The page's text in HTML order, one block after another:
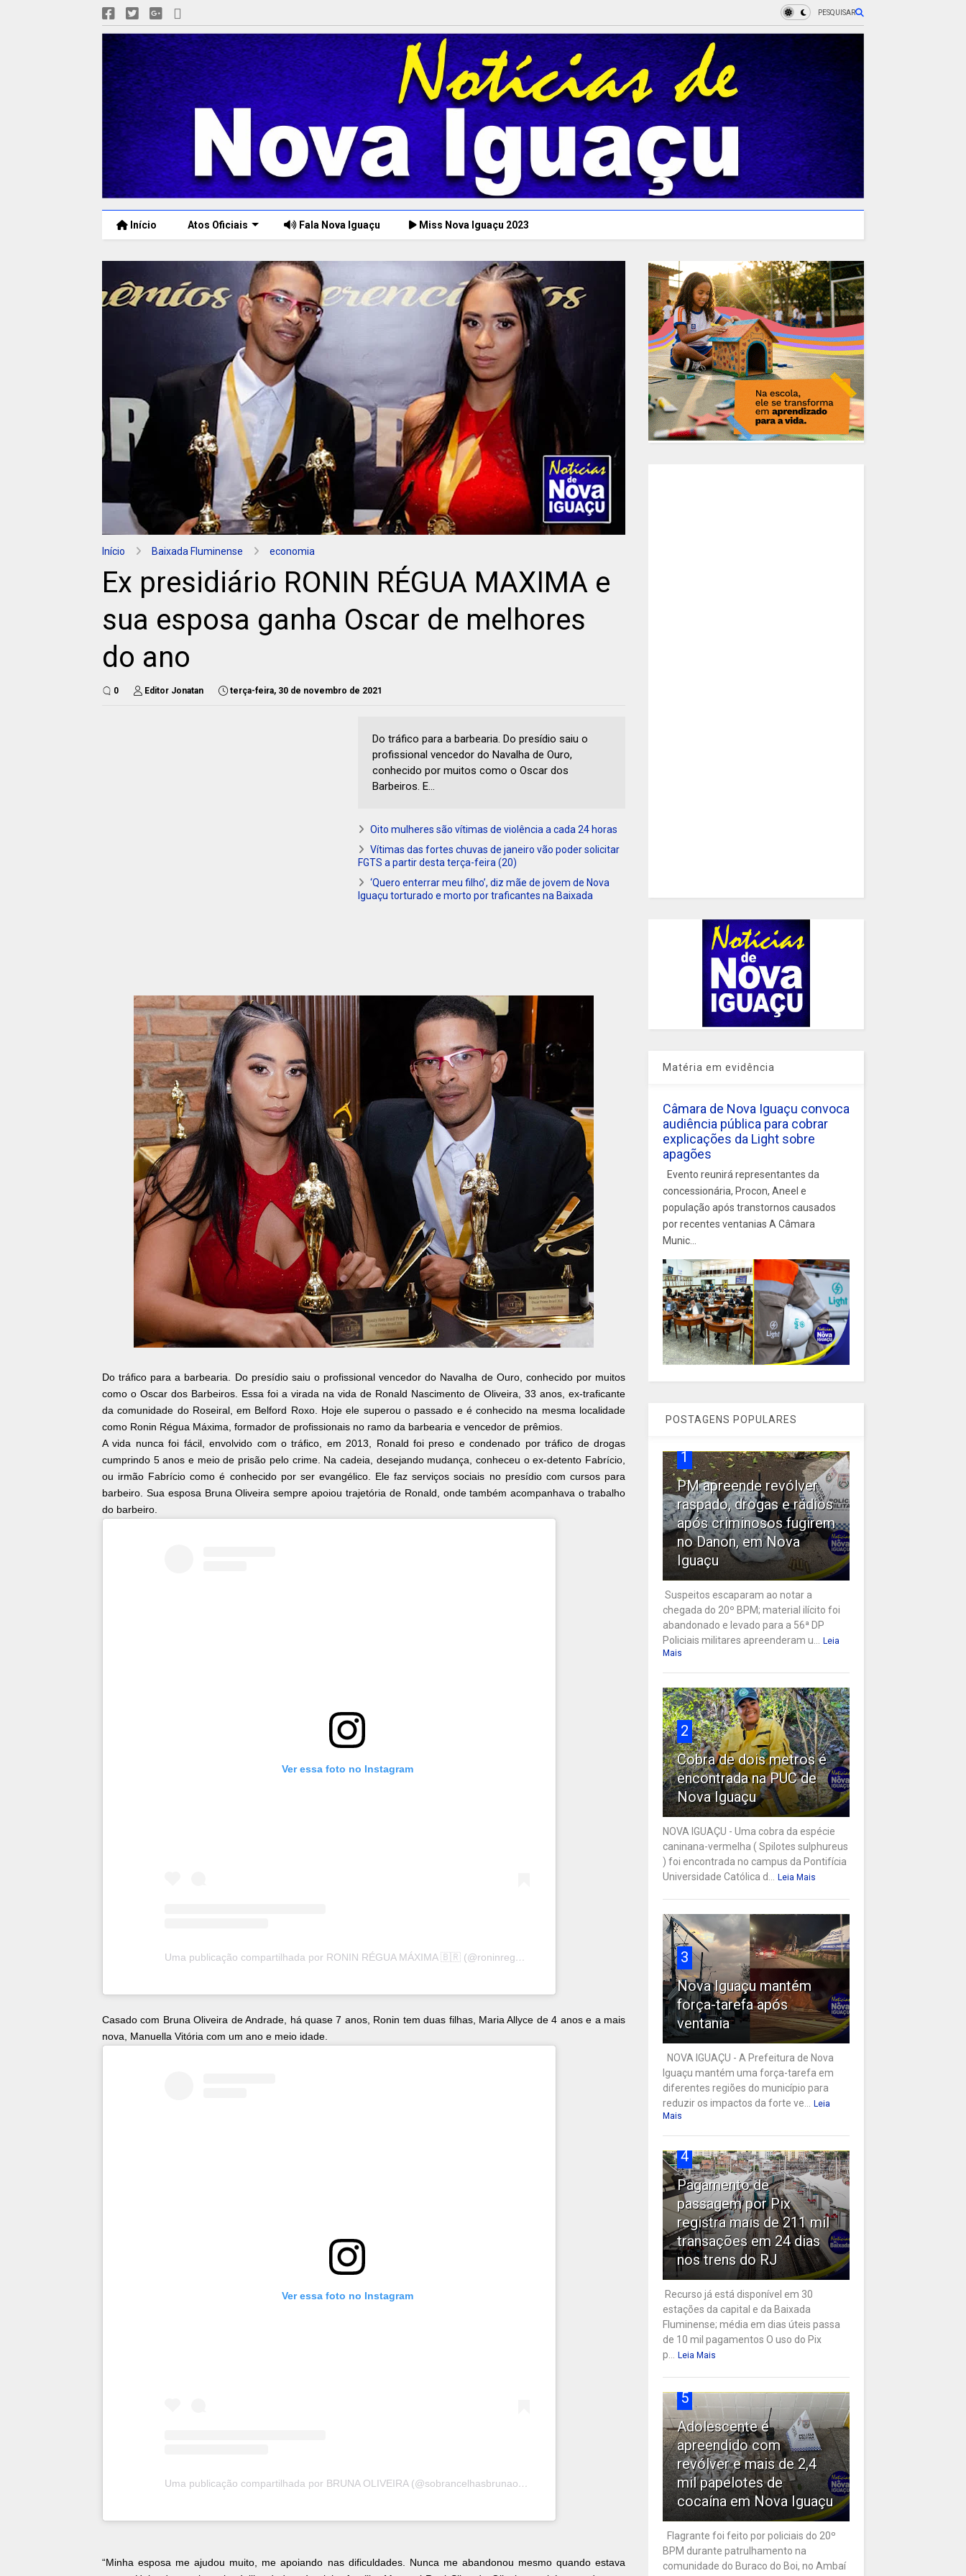
PESQUISAR
Início Atos Oficiais Fala Nova Iguaçu Miss Nova Iguaçu 2023
Início Baixada Fluminense economia
Ex presidiário RONIN RÉGUA MAXIMA e
sua esposa ganha Oscar de melhores
do ano
0 Editor Jonatan terça-feira, 30 de novembro de 2021
Do tráfico para a barbearia. Do presídio saiu o
profissional vencedor do Navalha de Ouro,
conhecido por muitos como o Oscar dos
Barbeiros. E...
Oito mulheres são vítimas de violência a cada 24 horas
Vítimas das fortes chuvas de janeiro vão poder solicitar
FGTS a partir desta terça-feira (20)
‘Quero enterrar meu filho’, diz mãe de jovem de Nova
Iguaçu torturado e morto por traficantes na Baixada
Do tráfico para a barbearia. Do presídio saiu o profissional vencedor do Navalha de Ouro, conhecido por muitos
como o Oscar dos Barbeiros. Essa foi a virada na vida de Ronald Nascimento de Oliveira, 33 anos, ex-traficante
da comunidade do Roseiral, em Belford Roxo. Hoje ele superou o passado e é conhecido na mesma localidade
como Ronin Régua Máxima, formador de profissionais no ramo da barbearia e vencedor de prêmios.
A vida nunca foi fácil, envolvido com o tráfico, em 2013, Ronald foi preso e condenado por tráfico de drogas
cumprindo 5 anos e meio de prisão pelo crime. Na cadeia, desejando mudança, conheceu o ex-detento Fabrício,
ou irmão Fabrício como é conhecido por ser evangélico. Ele faz serviços sociais no presídio com cursos para
barbeiro. Sua esposa Bruna Oliveira sempre apoiou trajetória de Ronald, onde também acompanhava o trabalho
do barbeiro.
Ver essa foto no Instagram
Uma publicação compartilhada por RONIN RÉGUA MÁXIMA 🇧🇷 (@roninreguamaxima)
Casado com Bruna Oliveira de Andrade, há quase 7 anos, Ronin tem duas filhas, Maria Allyce de 4 anos e a mais
nova, Manuella Vitória com um ano e meio idade.
Ver essa foto no Instagram
Uma publicação compartilhada por BRUNA OLIVEIRA (@sobrancelhasbrunaolyveira)
“Minha esposa me ajudou muito, me apoiando nas dificuldades. Nunca me abandonou mesmo quando estava
Matéria em evidência
Câmara de Nova Iguaçu convoca
audiência pública para cobrar
explicações da Light sobre
apagões
Evento reunirá representantes da
concessionária, Procon, Aneel e
população após transtornos causados
por recentes ventanias A Câmara
Munic...
POSTAGENS POPULARES
1
PM apreende revólver
raspado, drogas e rádios
após criminosos fugirem
no Danon, em Nova
Iguaçu
Suspeitos escaparam ao notar a
chegada do 20º BPM; material ilícito foi
abandonado e levado para a 56ª DP
Policiais militares apreenderam u...
Leia
Mais
2
Cobra de dois metros é
encontrada na PUC de
Nova Iguaçu
NOVA IGUAÇU - Uma cobra da espécie
caninana-vermelha ( Spilotes sulphureus
) foi encontrada no campus da Pontifícia
Universidade Católica d...
Leia Mais
3
Nova Iguaçu mantém
força-tarefa após
ventania
NOVA IGUAÇU - A Prefeitura de Nova
Iguaçu mantém uma força-tarefa em
diferentes regiões do município para
reduzir os impactos da forte ve...
Leia
Mais
4
Pagamento de
passagem por Pix
registra mais de 211 mil
transações em 24 dias
nos trens do RJ
Recurso já está disponível em 30
estações da capital e da Baixada
Fluminense; média em dias úteis passa
de 10 mil pagamentos O uso do Pix
p...
Leia Mais
5
Adolescente é
apreendido com
revólver e mais de 2,4
mil papelotes de
cocaína em Nova Iguaçu
Flagrante foi feito por policiais do 20º
BPM durante patrulhamento na
comunidade do Buraco do Boi, no Ambaí